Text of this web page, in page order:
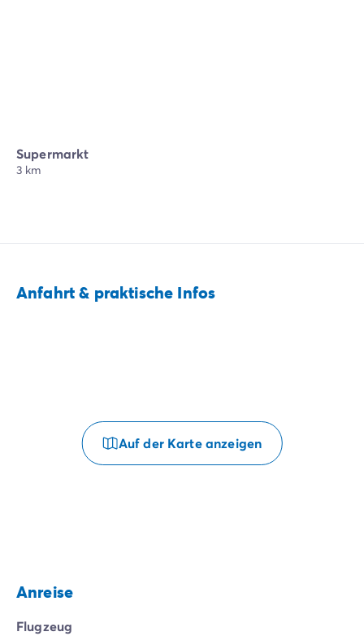
Supermarkt
3 km
Anfahrt & praktische Infos
Auf der Karte anzeigen
Anreise
Flugzeug